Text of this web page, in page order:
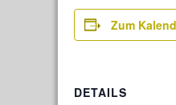
Zum
DETAILS